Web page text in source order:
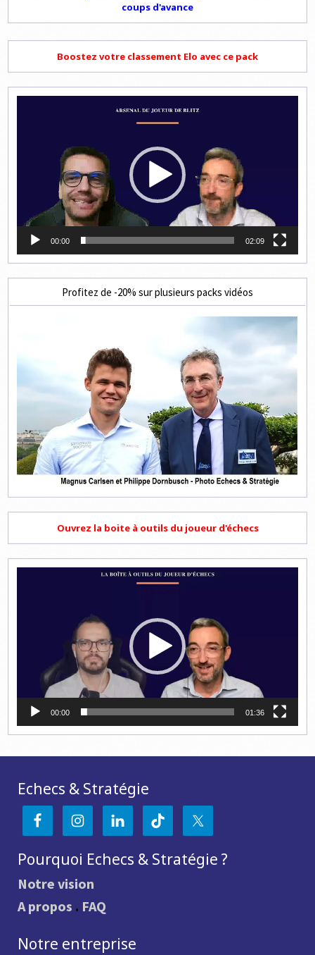
coups d'avance
Boostez votre classement Elo avec ce pack
00:00 02:09
Profitez de -20% sur plusieurs packs vidéos
Ouvrez la boite à outils du joueur d'échecs
00:00 01:36
Echecs & Stratégie
Pourquoi Echecs & Stratégie ?
Notre vision
A propos . FAQ
Notre entreprise